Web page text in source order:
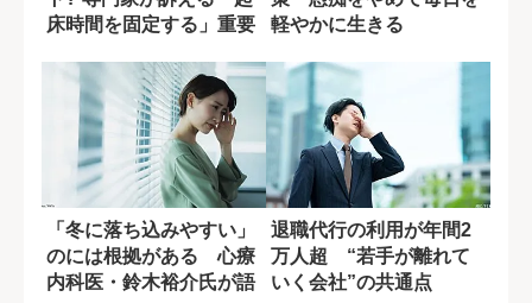
床時間を固定する」重要
軽やかに生きる
「冬に落ち込みやすい」
のには根拠がある 心療
内科医・鈴木裕介氏が語
退職代行の利用が年間2
万人超 “若手が離れて
いく会社”の共通点